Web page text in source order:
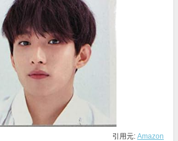
引用元: Amazon